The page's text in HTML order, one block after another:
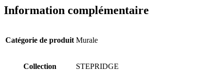
Information complémentaire
Catégorie de produit Murale
Collection STEPRIDGE